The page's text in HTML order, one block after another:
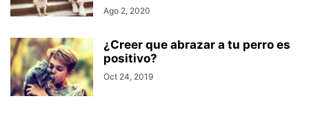
Ago 2, 2020
¿Creer que abrazar a tu perro es
positivo?
Oct 24, 2019